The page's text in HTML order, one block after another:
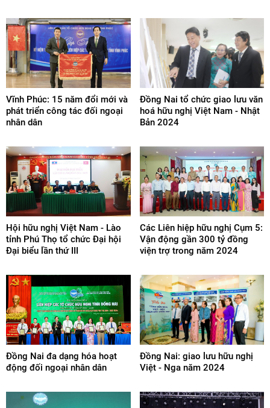
Vĩnh Phúc: 15 năm đổi mới và
phát triển công tác đối ngoại
nhân dân
Đồng Nai tổ chức giao lưu văn
hoá hữu nghị Việt Nam - Nhật
Bản 2024
Hội hữu nghị Việt Nam - Lào
tỉnh Phú Thọ tổ chức Đại hội
Đại biểu lần thứ III
Các Liên hiệp hữu nghị Cụm 5:
Vận động gần 300 tỷ đồng
viện trợ trong năm 2024
Đồng Nai đa dạng hóa hoạt
động đối ngoại nhân dân
Đồng Nai: giao lưu hữu nghị
Việt - Nga năm 2024